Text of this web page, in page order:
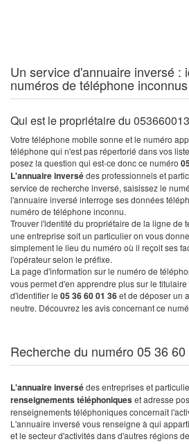
Un service d'annuaire inversé :
numéros de téléphone
Qui est le propriétaire du
Votre téléphone mobile sonne et le numéro
téléphone qui n'est pas répertorié dans vos
posez la question qui est-ce donc ce numéro
L'annuaire inversédes professionnels et
service de recherche inversé, saisissez le
l'annuaire inversé interroge ses données
numéro de téléphone inconnu.
Trouver l'identité du propriétaire de la ligne de
une entreprise soit un particulier on vous
simplement le lieu du numéro où il reçoit ses
l'opérateur selon le préfixe.
La page d'information sur le numéro de
vous permet d'en apprendre plus sur le
d'identifier le 05 36 60 01 36et de déposer un
neutre. Découvrez les avis concernant ce
Recherche du numéro 05 36
L'annuaire inversédes entreprises et
renseignements téléphoniqueset adresse
renseignements téléphoniques concernait
L'annuaire inversé vous renseigne à qui
et le secteur d'activités dans d'autres régions